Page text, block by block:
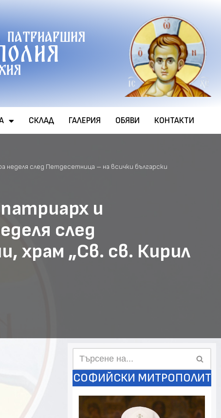
патриаршия
СКЛАД ГАЛЕРИЯ ОБЯВИ КОНТАКТИ
след Петдесетница – на всички български
и
след
храм „Св. св. Кирил
СОФИЙСКИ МИТРОПОЛИТ